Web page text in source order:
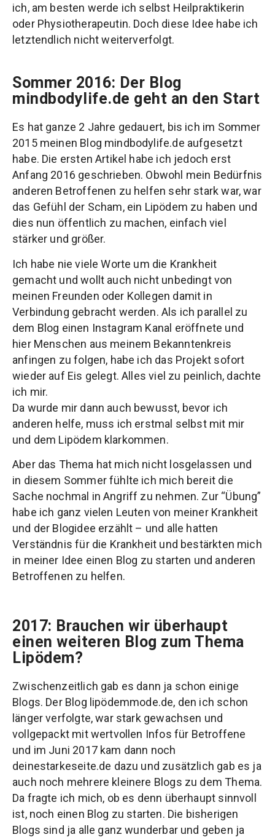
ich, am besten werde ich selbst Heilpraktikerin
oder Physiotherapeutin. Doch diese Idee habe ich
letztendlich nicht weiterverfolgt.
Sommer 2016: Der Blog
mindbodylife.de geht an den Start
Es hat ganze 2 Jahre gedauert, bis ich im Sommer
2015 meinen Blog mindbodylife.de aufgesetzt
habe. Die ersten Artikel habe ich jedoch erst
Anfang 2016 geschrieben. Obwohl mein Bedürfnis
anderen Betroffenen zu helfen sehr stark war, war
das Gefühl der Scham, ein Lipödem zu haben und
dies nun öffentlich zu machen, einfach viel
stärker und größer.
Ich habe nie viele Worte um die Krankheit
gemacht und wollt auch nicht unbedingt von
meinen Freunden oder Kollegen damit in
Verbindung gebracht werden. Als ich parallel zu
dem Blog einen Instagram Kanal eröffnete und
hier Menschen aus meinem Bekanntenkreis
anfingen zu folgen, habe ich das Projekt sofort
wieder auf Eis gelegt. Alles viel zu peinlich, dachte
ich mir.
Da wurde mir dann auch bewusst, bevor ich
anderen helfe, muss ich erstmal selbst mit mir
und dem Lipödem klarkommen.
Aber das Thema hat mich nicht losgelassen und
in diesem Sommer fühlte ich mich bereit die
Sache nochmal in Angriff zu nehmen. Zur “Übung”
habe ich ganz vielen Leuten von meiner Krankheit
und der Blogidee erzählt – und alle hatten
Verständnis für die Krankheit und bestärkten mich
in meiner Idee einen Blog zu starten und anderen
Betroffenen zu helfen.
2017: Brauchen wir überhaupt
einen weiteren Blog zum Thema
Lipödem?
Zwischenzeitlich gab es dann ja schon einige
Blogs. Der Blog lipödemmode.de, den ich schon
länger verfolgte, war stark gewachsen und
vollgepackt mit wertvollen Infos für Betroffene
und im Juni 2017 kam dann noch
deinestarkeseite.de dazu und zusätzlich gab es ja
auch noch mehrere kleinere Blogs zu dem Thema.
Da fragte ich mich, ob es denn überhaupt sinnvoll
ist, noch einen Blog zu starten. Die bisherigen
Blogs sind ja alle ganz wunderbar und geben ja